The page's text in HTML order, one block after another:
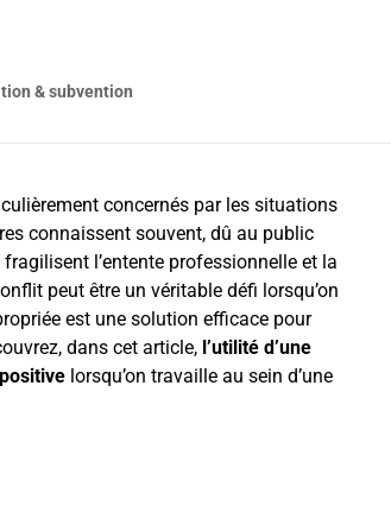
& subvention
concernés par les situations
connaissent souvent, dû au public
l’entente professionnelle et la
peut être un véritable défi lorsqu’on
est une solution efficace pour
dans cet article, l’utilité d’une
lorsqu’on travaille au sein d’une